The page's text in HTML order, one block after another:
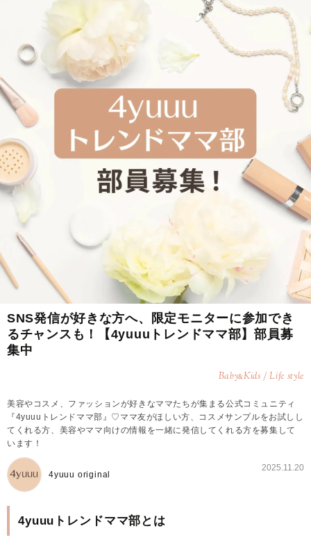
SNS発信が好きな方へ、限定モニターに参加でき
るチャンスも！【4yuuuトレンドママ部】部員募
集中
Baby&Kids / Life style
美容やコスメ、ファッションが好きなママたちが集まる公式コミュニティ
『4yuuuトレンドママ部』♡ママ友がほしい方、コスメサンプルをお試しし
てくれる方、美容やママ向けの情報を一緒に発信してくれる方を募集して
います！
4yuuu original
2025.11.20
4yuuuトレンドママ部とは